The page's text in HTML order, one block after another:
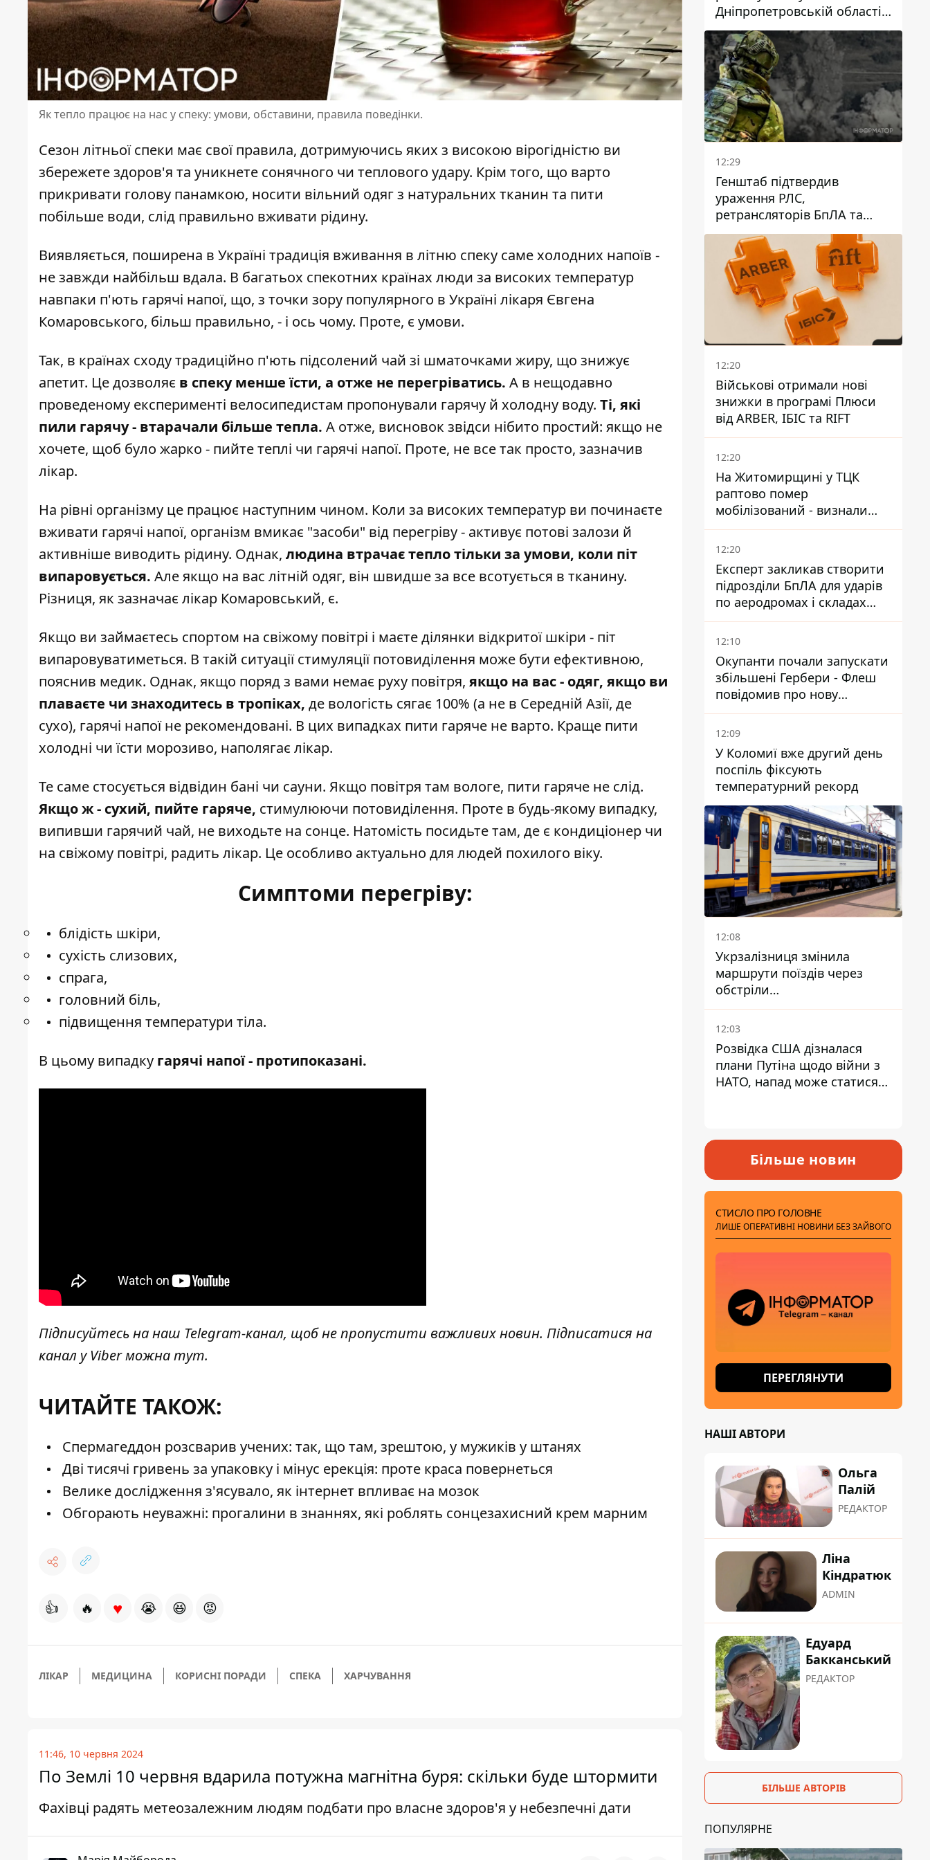
Як тепло працює на нас у спеку: умови, обставини, правила поведінки.
Сезон літньої спеки має свої правила, дотримуючись яких з високою вірогідністю ви
збережете здоров'я та уникнете сонячного чи теплового удару. Крім того, що варто
прикривати голову панамкою, носити вільний одяг з натуральних тканин та пити
побільше води, слід правильно вживати рідину.
Виявляється, поширена в Україні традиція вживання в літню спеку саме холодних напоїв -
не завжди найбільш вдала. В багатьох спекотних країнах люди за високих температур
навпаки п'ють гарячі напої, що, з точки зору популярного в Україні лікаря Євгена
Комаровського, більш правильно, - і ось чому. Проте, є умови.
Так, в країнах сходу традиційно п'ють підсолений чай зі шматочками жиру, що знижує
апетит. Це дозволяє в спеку менше їсти, а отже не перегріватись. А в нещодавно
проведеному експерименті велосипедистам пропонували гарячу й холодну воду. Ті, які
пили гарячу - втарачали більше тепла. А отже, висновок звідси нібито простий: якщо не
хочете, щоб було жарко - пийте теплі чи гарячі напої. Проте, не все так просто, зазначив
лікар.
На рівні організму це працює наступним чином. Коли за високих температур ви починаєте
вживати гарячі напої, організм вмикає "засоби" від перегріву - активує потові залози й
активніше виводить рідину. Однак, людина втрачає тепло тільки за умови, коли піт
випаровується. Але якщо на вас літній одяг, він швидше за все всотується в тканину.
Різниця, як зазначає лікар Комаровський, є.
Якщо ви займаєтесь спортом на свіжому повітрі і маєте ділянки відкритої шкіри - піт
випаровуватиметься. В такій ситуації стимуляції потовиділення може бути ефективною,
пояснив медик. Однак, якщо поряд з вами немає руху повітря, якщо на вас - одяг, якщо ви
плаваєте чи знаходитесь в тропіках, де вологість сягає 100% (а не в Середній Азії, де
сухо), гарячі напої не рекомендовані. В цих випадках пити гаряче не варто. Краще пити
холодні чи їсти морозиво, наполягає лікар.
Те саме стосується відвідин бані чи сауни. Якщо повітря там вологе, пити гаряче не слід.
Якщо ж - сухий, пийте гаряче, стимулюючи потовиділення. Проте в будь-якому випадку,
випивши гарячий чай, не виходьте на сонце. Натомість посидьте там, де є кондиціонер чи
на свіжому повітрі, радить лікар. Це особливо актуально для людей похилого віку.
Симптоми перегріву:
блідість шкіри,
сухість слизових,
спрага,
головний біль,
підвищення температури тіла.
В цьому випадку гарячі напої - протипоказані.
Підписуйтесь на наш Telegram-канал, щоб не пропустити важливих новин. Підписатися на
канал у Viber можнатут.
ЧИТАЙТЕ ТАКОЖ:
Спермагеддон розсварив учених: так, що там, зрештою, у мужиків у штанях
Дві тисячі гривень за упаковку і мінус ерекція: проте краса повернеться
Велике дослідження з'ясувало, як інтернет впливає на мозок
Обгорають неуважні: прогалини в знаннях, які роблять сонцезахисний крем марним
👍 🔥 ♥ 😭 😆 😡
ЛІКАР МЕДИЦИНА КОРИСНІ ПОРАДИ СПЕКА ХАРЧУВАННЯ
11:46, 10 червня 2024
По Землі 10 червня вдарила потужна магнітна буря: скільки буде штормити
Фахівці радять метеозалежним людям подбати про власне здоров'я у небезпечні дати
Дніпропетровській області
дворічний хлопчик потонув
у басейні
12:29
Генштаб підтвердив
ураження РЛС,
ретрансляторів БпЛА та
інших військових об'єктів
РФ у Криму й на півдні
12:20
Військові отримали нові
знижки в програмі Плюси
від ARBER, ІБІС та RIFT
12:20
На Житомирщині у ТЦК
раптово помер
мобілізований - визнали
придатним і одразу ж
зупинилося серце
12:20
Експерт закликав створити
підрозділи БпЛА для ударів
по аеродромах і складах
КАБів ворога
12:10
Окупанти почали запускати
збільшені Гербери - Флеш
повідомив про нову
модифікацію дрона
12:09
У Коломиї вже другий день
поспіль фіксують
температурний рекорд
12:08
Укрзалізниця змінила
маршрути поїздів через
обстріли
Дніпропетровщини,
Харківщини й Запоріжжя
12:03
Розвідка США дізналася
плани Путіна щодо війни з
НАТО, напад може статися
Більше новин
СТИСЛО ПРО ГОЛОВНЕ
ЛИШЕ ОПЕРАТИВНІ НОВИНИ БЕЗ ЗАЙВОГО
ПЕРЕГЛЯНУТИ
НАШІ АВТОРИ
Ольга
Палій
РЕДАКТОР
Ліна
Кіндратюк
ADMIN
Едуард
Бакканський
РЕДАКТОР
БІЛЬШЕ АВТОРІВ
ПОПУЛЯРНЕ